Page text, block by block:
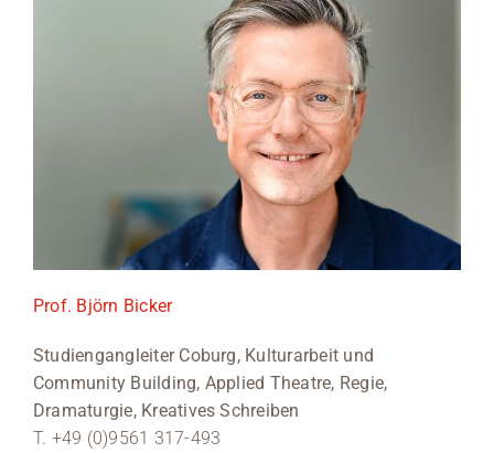
Prof. Björn Bicker
Studiengangleiter Coburg, Kulturarbeit und
Community Building, Applied Theatre, Regie,
Dramaturgie, Kreatives Schreiben
T. +49 (0)9561 317-493